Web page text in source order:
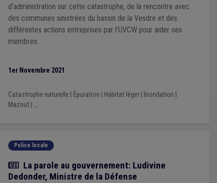
d’administration sur cette catastrophe, de la rencontre avec
des communes sinistrées du bassin de la Vesdre et des
différentes actions entreprises par l’UVCW pour aider ses
membres.
1er Novembre 2021
Catastrophe naturelle Épuration Habitat léger| Inondation
Mazout| ...
Police locale
Article
La parole au gouvernement: Ludivine
Dedonder, Ministre de la Défense